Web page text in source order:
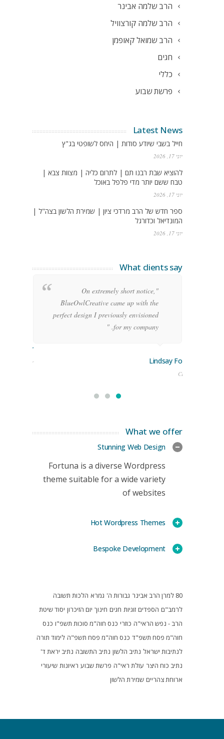
הרב שלמה אבינר
הרב שלמה קורצוויל
הרב שמואל קאופמן
חגים
כללי
פרשת שבוע
Latest News
חייל בשבי שיודע סודות | היחס לשופטי בג"ץ
יוני 17, 2026
להוציא שבת רבנו תם | לתרום כליה | מצוות צבא |
טבח ששם יותר מדי פלפל באוכל
יוני 17, 2026
ספר חדש של הרב מרדכי ציון | שמירת הלשון בצה"ל |
המונדיאל וכדורגל
יוני 17, 2026
What clients say
"On extremely short notice,
BlueOwlCreative came up with the
perfect design I previously envisioned
for my company. "
Lindsay Ford
CEO
Stoner
Manager
What we offer
Stunning Web Design
Fortuna is a diverse Wordpress
theme suitable for a wide variety
of websites
Hot Wordpress Themes
Bespoke Development
80 למרן הרב אבינר גבורות ה' גמרא הלכות תשובה
לרמב"ם הספדים זוגיות חגים חינוך יום הזיכרון יסוד שיטת
הרב - נפש הראי"ה כוזרי כנס חוה"מ סוכות תשפ"ו כנס
חוה"מ פסח תשפ"ד כנס חוה"מ פסח תשפ"ה לימוד תורה
לנתיבות ישראל נתיב הלשון נתיב התשובה נתיב יראת ד'
נתיב כוח היצר עולת ראי"ה פרשת שבוע ראיונות שיעורי
ארוחת צהריים שמירת הלשון